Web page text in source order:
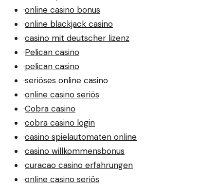
·online casino bonus
·online blackjack casino
·casino mit deutscher lizenz
·Pelican casino
·pelican casino
·seriöses online casino
·online casino seriös
·Cobra casino
·cobra casino login
·casino spielautomaten online
·casino willkommensbonus
·curacao casino erfahrungen
·online casino seriös